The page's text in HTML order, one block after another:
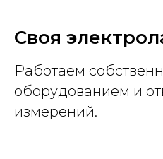
Своя
Работаем
оборудованием и
измерений.